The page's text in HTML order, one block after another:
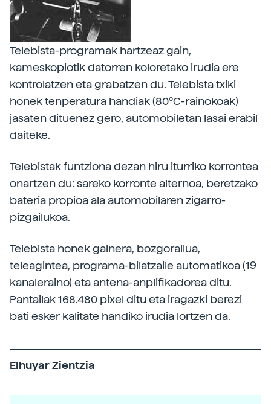
Telebista-programak hartzeaz gain,
kameskopiotik datorren koloretako irudia ere
kontrolatzen eta grabatzen du. Telebista txiki
honek tenperatura handiak (80ºC-rainokoak)
jasaten dituenez gero, automobiletan lasai erabil
daiteke.
Telebistak funtziona dezan hiru iturriko korrontea
onartzen du: sareko korronte alternoa, beretzako
bateria propioa ala automobilaren zigarro-
pizgailukoa.
Telebista honek gainera, bozgorailua,
teleagintea, programa-bilatzaile automatikoa (19
kanaleraino) eta antena-anplifikadorea ditu.
Pantailak 168.480 pixel ditu eta iragazki berezi
bati esker kalitate handiko irudia lortzen da.
Elhuyar Zientzia